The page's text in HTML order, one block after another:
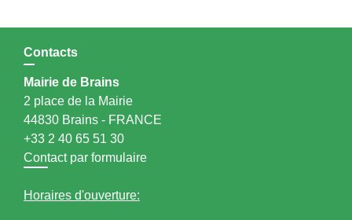
Contacts
Mairie de Brains
2 place de la Mairie
44830 Brains - FRANCE
+33 2 40 65 51 30
Contact par formulaire
Horaires d'ouverture: